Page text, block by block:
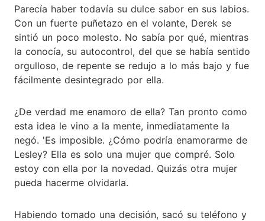
Parecía haber todavía su dulce sabor en sus labios.
Con un fuerte puñetazo en el volante, Derek se
sintió un poco molesto. No sabía por qué, mientras
la conocía, su autocontrol, del que se había sentido
orgulloso, de repente se redujo a lo más bajo y fue
fácilmente desintegrado por ella.
¿De verdad me enamoro de ella? Tan pronto como
esta idea le vino a la mente, inmediatamente la
negó. 'Es imposible. ¿Cómo podría enamorarme de
Lesley? Ella es solo una mujer que compré. Solo
estoy con ella por la novedad. Quizás otra mujer
pueda hacerme olvidarla.
Habiendo tomado una decisión, sacó su teléfono y